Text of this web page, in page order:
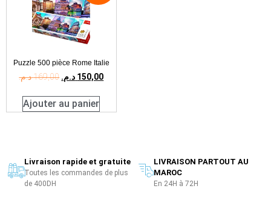
Puzzle 500 pièce Rome Italie
169,00د.م. 150,00 د.م.
Ajouter au panier
Livraison rapide et gratuite
Toutes les commandes de plus
de 400DH
LIVRAISON PARTOUT AU
MAROC
En 24H à 72H